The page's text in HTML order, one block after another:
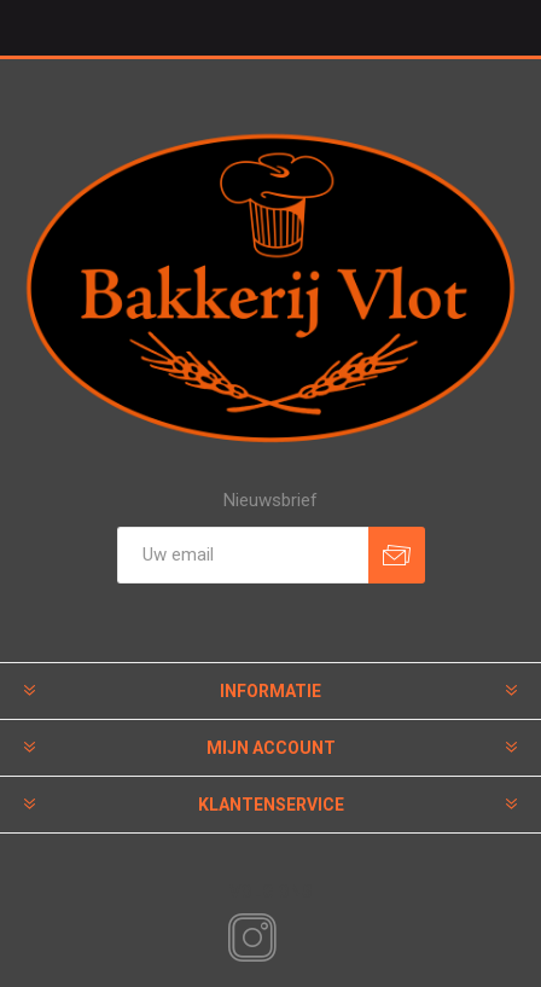
Nieuwsbrief
INFORMATIE
MIJN ACCOUNT
KLANTENSERVICE